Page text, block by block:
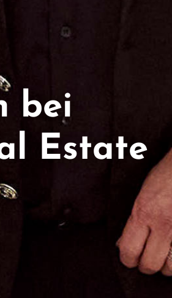
bei
Estate